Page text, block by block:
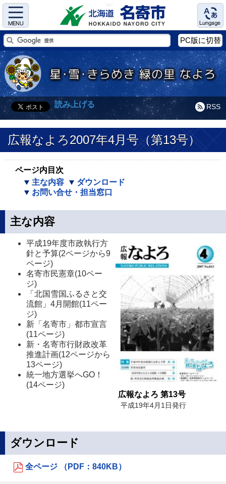
Menu Language
PC版に切替
RSS
読み上げる
広報なよろ2007年4月号（第13号）
ページ内目次
主な内容
ダウンロード
お問い合せ・担当窓口
主な内容
広報なよろ 第13号
平成19年4月1日発行
平成19年度市政執行方
針と予算(2ページから9
ページ)
名寄市民憲章(10ペー
ジ)
「北国雪国ふるさと交
流館」4月開館(11ペー
ジ)
新「名寄市」都市宣言
(11ページ)
新・名寄市行財政改革
推進計画(12ページから
13ページ)
統一地方選挙へGO！
(14ページ)
ダウンロード
全ページ （PDF：840KB）